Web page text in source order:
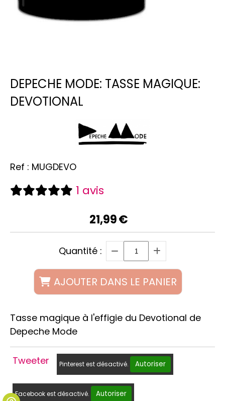
DEPECHE MODE: TASSE MAGIQUE:
DEVOTIONAL
Ref : MUGDEVO
1 avis
21,99€
Quantité :
AJOUTER DANS LE PANIER
Tasse magique à l'effigie du Devotional de
Depeche Mode
Tweeter Pinterest est désactivé. Autoriser
Facebook est désactivé. Autoriser